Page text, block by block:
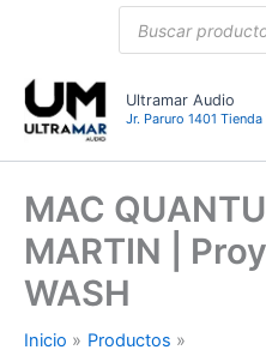
Ultramar Audio
Jr. Paruro 1401 Tienda
MAC
MARTIN |
WASH
Inicio
Productos